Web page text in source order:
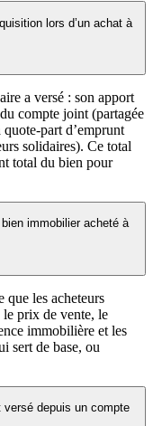
lors d’un achat à
a versé : son apport
compte joint (partagée
part d’emprunt
solidaires). Ce total
total du bien pour
immobilier acheté à
que les acheteurs
prix de vente, le
immobilière et les
sert de base, ou
depuis un compte